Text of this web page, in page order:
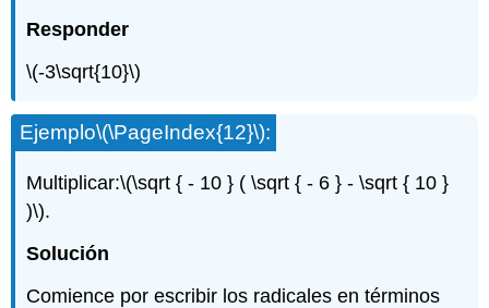
Responder
\(-3\sqrt{10}\)
Ejemplo\(\PageIndex{12}\):
Multiplicar:\(\sqrt { - 10 } ( \sqrt { - 6 } - \sqrt { 10 }
)\).
Solución
Comience por escribir los radicales en términos